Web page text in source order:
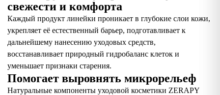
свежести и комфорта
Каждый продукт линейки проникает в глубокие слои кожи,
укрепляет её естественный барьер, подготавливает к
дальнейшему нанесению уходовых средств,
восстанавливает природный гидробаланс клеток и
уменьшает признаки старения.
Помогает выровнять микрорельеф
Натуральные компоненты уходовой косметики ZERAPY